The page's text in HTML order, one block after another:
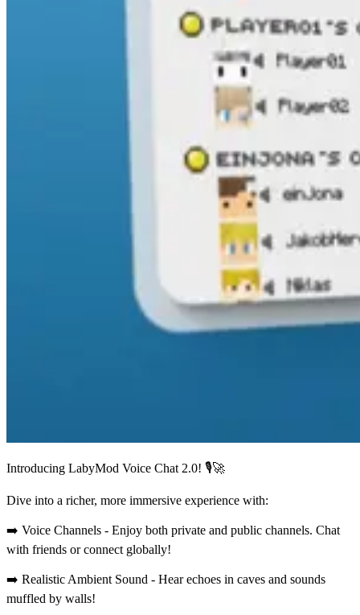
Introducing LabyMod Voice Chat 2.0! 🎙️🚀
Dive into a richer, more immersive experience with:
➡️ Voice Channels - Enjoy both private and public channels. Chat
with friends or connect globally!
➡️ Realistic Ambient Sound - Hear echoes in caves and sounds
muffled by walls!